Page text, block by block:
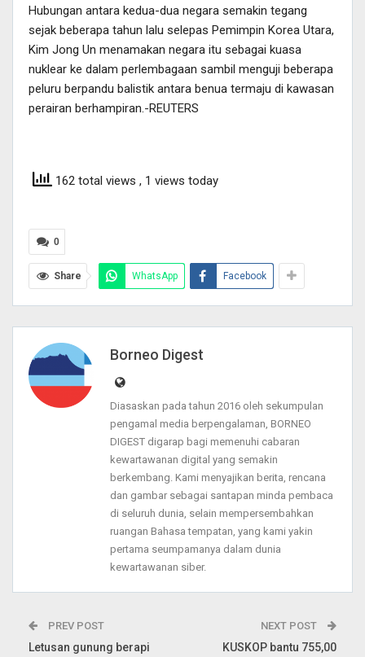
Hubungan antara kedua-dua negara semakin tegang
sejak beberapa tahun lalu selepas Pemimpin Korea Utara,
Kim Jong Un menamakan negara itu sebagai kuasa
nuklear ke dalam perlembagaan sambil menguji beberapa
peluru berpandu balistik antara benua termaju di kawasan
perairan berhampiran.-REUTERS
162 total views , 1 views today
0
Share WhatsApp Facebook
Borneo Digest
Diasaskan pada tahun 2016 oleh sekumpulan
pengamal media berpengalaman, BORNEO
DIGEST digarap bagi memenuhi cabaran
kewartawanan digital yang semakin
berkembang. Kami menyajikan berita, rencana
dan gambar sebagai santapan minda pembaca
di seluruh dunia, selain mempersembahkan
ruangan Bahasa tempatan, yang kami yakin
pertama seumpamanya dalam dunia
kewartawanan siber.
PREV POST
Letusan gunung berapi
NEXT POST
KUSKOP bantu 755,00